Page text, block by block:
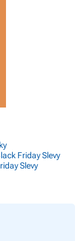
Friday Slevy
Slevy